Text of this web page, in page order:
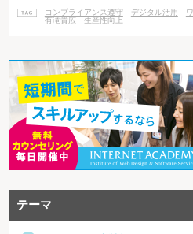
ル活用によって何ができるのか？ 意識調
は主に「生産性向上」「ワークライフバ
コンプライアンス遵守 デジタル活用
有滝貴広
生産性向上
テーマ